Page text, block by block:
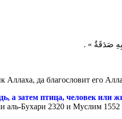
صَدَقَةٌ » .
да благословит его
а затем птица, человек или
аль-Бухари 2320 и Муслим 1552